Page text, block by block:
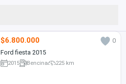
$6.800.000
0
Ford fiesta 2015
2015 Bencina 225 km